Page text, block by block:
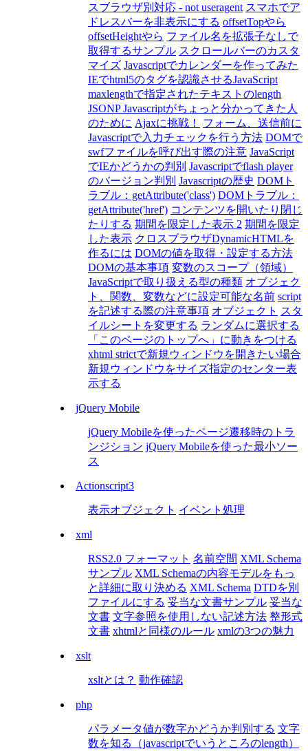
スブラウザ別対応 - not useragent スマホでア
ドレスバーを非表示にする offsetTopやら
offsetHeightやら ファイル名を拡張子なしで
取得するサンプル スクロールバーのカスタ
マイズ Javascriptでカレンダーを作ってみた
IEでhtml5のタグを認識させるJavaScript
maxlengthで指定されたテキストのlength
JSONP Javascriptがちょっと分かってきた人
のために Ajaxに挑戦！
フォーム、送信前に
Javascriptで入力チェックを行う方法 DOMで
swfファイルを呼び出す際の注意 JavaScript
でIEかどうかの判別 Javascriptでflash player
のバージョン判別 Javascriptの歴史 DOMト
ラブル：getAttribute('class') DOMトラブル：
getAttribute('href') コンテンツを開いたり閉じ
たりする 期間を限定した表示 2 期間を限定
した表示 クロスブラウザDynamicHTMLを
作るには DOMの値を取得・設定する方法
DOMの基本事項 変数のスコープ（領域）
JavaScriptで取り扱える型の種類 オブジェク
ト、関数、変数などに設定可能な名前 script
を記述する際の注意事項 オブジェクト スタ
イルシートを変更する ランダムに選択する
「このページのトップへ」に動きをつける
xhtml strictで新規ウィンドウを開きたい場合
新規ウィンドウをサイズ指定のセンター表
示する
jQuery Mobile
jQuery Mobileを使ったページ遷移時のトラ
ンジション jQuery Mobileを使った最小ソー
ス
Actionscript3
表示オブジェクト イベント処理
xml
RSS2.0 フォーマット 名前空間 XML Schema
サンプル XML Schemaの内容モデルをもっ
と詳細に取り決める XML Schema DTDを別
ファイルにする 妥当な文書サンプル 妥当な
文書 文字参照を使用しない記述方法 整形式
文書 xhtmlと同様のルール xmlの3つの魅力
xslt
xsltとは？ 動作確認
php
パラメータ値が数字かどうか判別する 文字
数を知る（javascriptでいうところのlength）